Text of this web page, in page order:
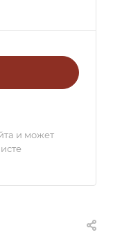
и может